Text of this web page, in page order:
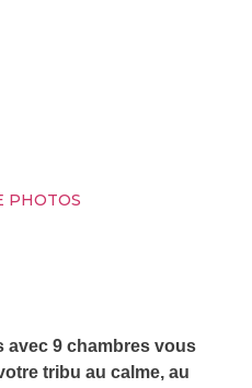
PHOTOS
avec 9 chambres vous
tribu au calme, au